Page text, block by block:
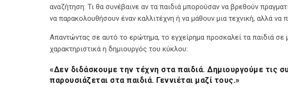
αναζήτηση: Τι θα συνέβαινε αν τα παιδιά μπορούσαν να βρεθούν
να παρακολουθήσουν έναν καλλιτέχνη ή να μάθουν μια τεχνική, αλλά να
Απαντώντας σε αυτό το ερώτημα, το εγχείρημα προσκαλεί τα παιδιά σε
χαρακτηριστικά η δημιουργός του κύκλου:
«Δεν διδάσκουμε την τέχνη στα παιδιά. Δημιουργούμε τις
παρουσιάζεται στα παιδιά. Γεννιέται μαζί τους.»